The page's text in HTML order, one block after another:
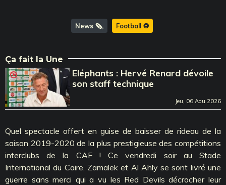
News 🗞️ Football ⚽️
Ça fait la Une
Eléphants : Hervé Renard dévoile
son staff technique
Jeu, 06 Aou 2026
Quel spectacle offert en guise de baisser de rideau de la
saison 2019-2020 de la plus prestigieuse des compétitions
interclubs de la CAF ! Ce vendredi soir au Stade
International du Caire, Zamalek et Al Ahly se sont livré une
guerre sans merci qui a vu les Red Devils décrocher leur